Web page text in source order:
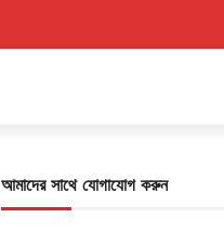
আমাদের সাথে যোগাযোগ করুন